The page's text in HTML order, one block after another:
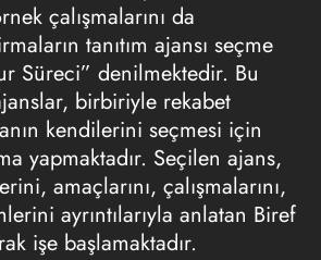
çalışmalarını da
tanıtım ajansı seçme
Süreci” denilmektedir. Bu
birbiriyle rekabet
kendilerini seçmesi için
yapmaktadır. Seçilen ajans,
amaçlarını, çalışmalarını,
ayrıntılarıyla anlatan Biref
işe başlamaktadır.